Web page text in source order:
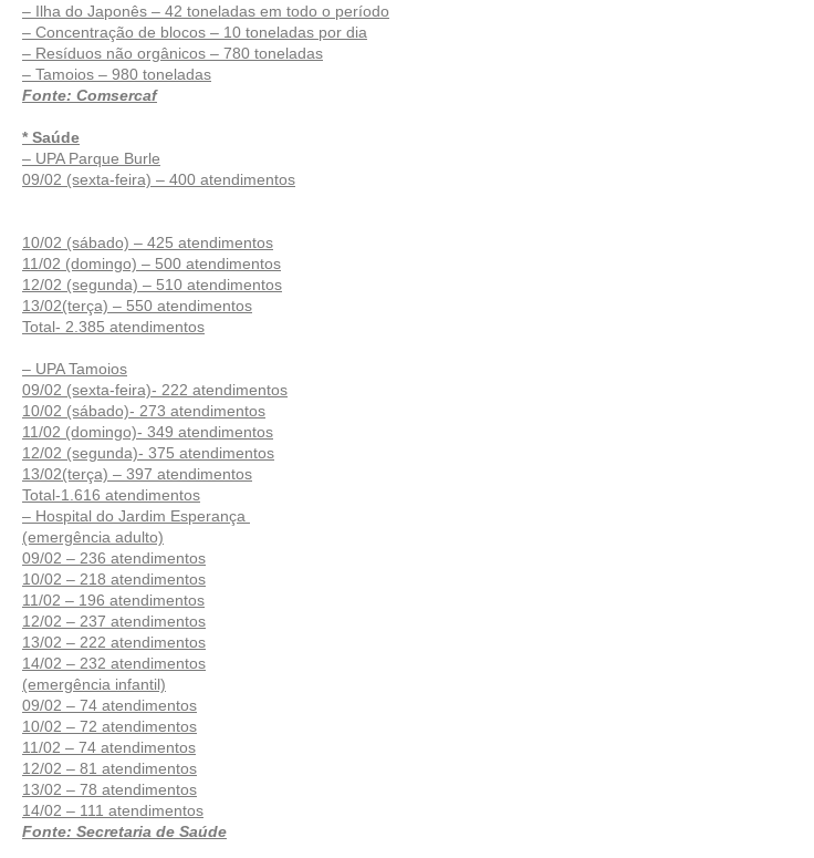
– Ilha do Japonês – 42 toneladas em todo o período
– Concentração de blocos – 10 toneladas por dia
– Resíduos não orgânicos – 780 toneladas
– Tamoios – 980 toneladas
Fonte: Comsercaf
* Saúde
– UPA Parque Burle
09/02 (sexta-feira) – 400 atendimentos
10/02 (sábado) – 425 atendimentos
11/02 (domingo) – 500 atendimentos
12/02 (segunda) – 510 atendimentos
13/02(terça) – 550 atendimentos
Total- 2.385 atendimentos
– UPA Tamoios
09/02 (sexta-feira)- 222 atendimentos
10/02 (sábado)- 273 atendimentos
11/02 (domingo)- 349 atendimentos
12/02 (segunda)- 375 atendimentos
13/02(terça) – 397 atendimentos
Total-1.616 atendimentos
– Hospital do Jardim Esperança
(emergência adulto)
09/02 – 236 atendimentos
10/02 – 218 atendimentos
11/02 – 196 atendimentos
12/02 – 237 atendimentos
13/02 – 222 atendimentos
14/02 – 232 atendimentos
(emergência infantil)
09/02 – 74 atendimentos
10/02 – 72 atendimentos
11/02 – 74 atendimentos
12/02 – 81 atendimentos
13/02 – 78 atendimentos
14/02 – 111 atendimentos
Fonte: Secretaria de Saúde